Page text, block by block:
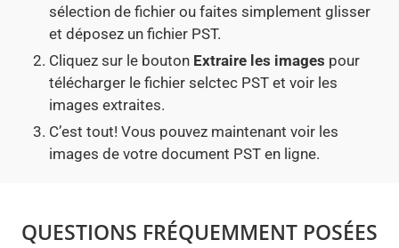
sélection de fichier ou faites simplement glisser
et déposez un fichier PST.
Cliquez sur le bouton Extraire les images pour
télécharger le fichier selctec PST et voir les
images extraites.
C’est tout! Vous pouvez maintenant voir les
images de votre document PST en ligne.
QUESTIONS FRÉQUEMMENT POSÉES